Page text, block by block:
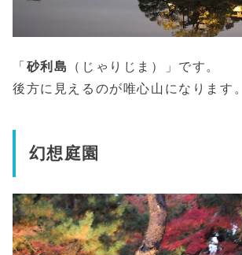
「 砂利島
（じゃりじま）」です。
後方に見えるのが唯心山になります。
幻想庭園